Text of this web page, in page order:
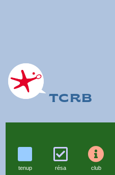
TCRB
tenup résa club